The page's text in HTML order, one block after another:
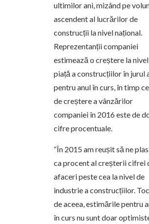
ultimilor ani, mizând pe
ascendent al lucrărilor de
construcții la nivel național.
Reprezentanții companiei
estimează o creștere la
piață a construcțiilor în jurul
pentru anul în curs, în timp
de creștere a vânzărilor
companiei în 2016 este de
cifre procentuale.
“În 2015 am reușit să ne
ca procent al creșterii cifrei
afaceri peste cea la nivel de
industrie a construcțiilor.
de aceea, estimările pentru
în curs nu sunt doar